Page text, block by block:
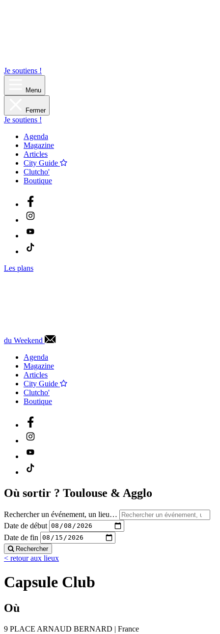
Je soutiens !
Menu
Fermer
Je soutiens !
Agenda
Magazine
Articles
City Guide
Clutcho'
Boutique
Les plans
du Weekend
Agenda
Magazine
Articles
City Guide
Clutcho'
Boutique
Où sortir ? Toulouse & Agglo
Rechercher un événement, un lieu…
Date de début
Date de fin
Rechercher
< retour aux lieux
Capsule Club
Où
9 PLACE ARNAUD BERNARD | France